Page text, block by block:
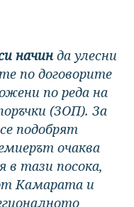
начин да улесни
по договорите
по реда на
(ЗОП). За
подобрят
очаква
в тази посока,
Камарата и